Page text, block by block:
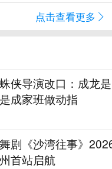
点击查看更多
侠导演改口：成龙是
成家班做动指
剧《沙湾往事》
首站启航